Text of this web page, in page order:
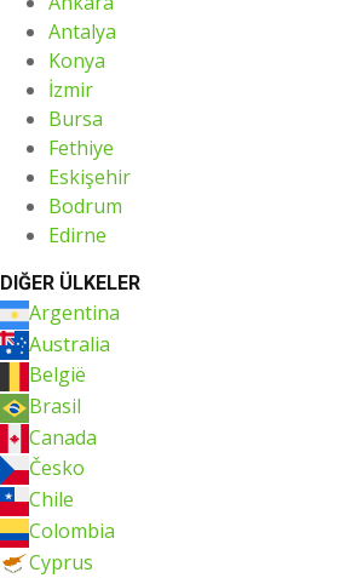
Antalya
Konya
İzmir
Bursa
Fethiye
Eskişehir
Bodrum
Edirne
DIĞER ÜLKELER
Argentina
Australia
België
Brasil
Canada
Česko
Chile
Colombia
Cyprus